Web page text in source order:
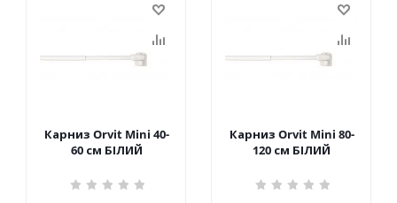
Карниз Orvit Mini 40-
60 см БІЛИЙ
Карниз Orvit Mini 80-
120 см БІЛИЙ